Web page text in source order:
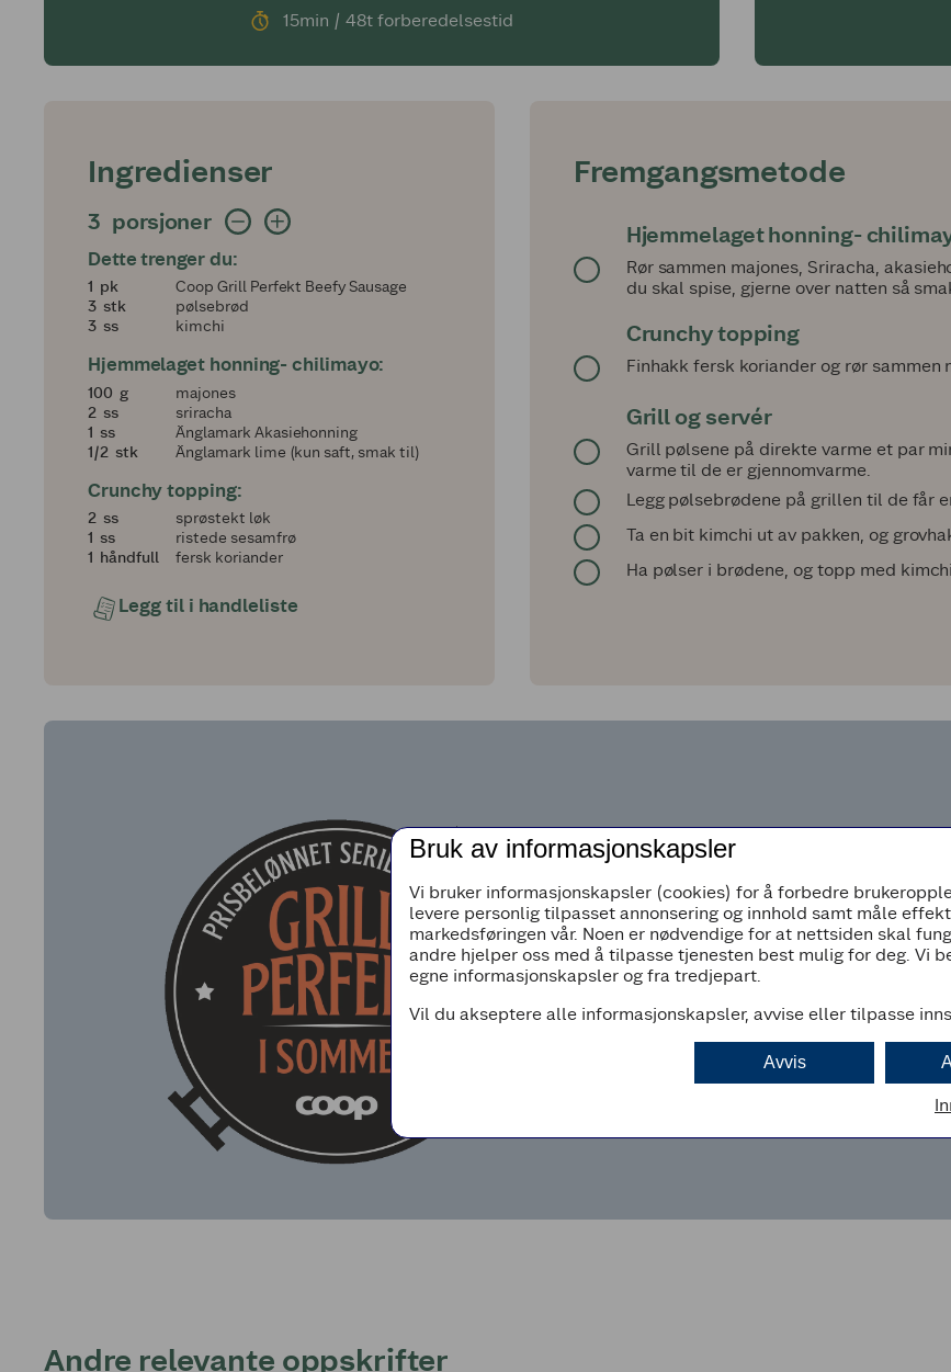
15min / 48t forberedelsestid
Ingredienser
3 porsjoner
3 porsjoner
Dette trenger du:
11 pk
Coop Grill Perfekt Beefy Sausage
3
3 stk
pølsebrød
3
3 ss kimchi
Hjemmelaget honning- chilimayo:
100
100 g
majones
2
2 ss
sriracha
11 ss
Änglamark Akasiehonning
en halv
1/2 stk Änglamark lime (kun saft, smak til)
Crunchy topping:
2
2 ss
sprøstekt løk
11 ss
ristede sesamfrø
11 håndfull fersk koriander
Legg til i handleliste
Fremgangsmetode
Hjemmelaget honning-
Rør sammen majones, Sriracha,
du skal spise, gjerne over natten så
Crunchy topping
Finhakk fersk koriander og rør
Grill og servér
Grill pølsene på direkte varme et par
varme til de er gjennomvarme.
Legg pølsebrødene på grillen til de får
Ta en bit kimchi ut av pakken, og
Ha pølser i brødene, og topp med
Grill Perfekt fra Coop
høykvalitets grillprodukter som gir en
autentisk grillopplevelse.
Med et bredt utvalg av produkter, er de
designet for å gi deg perfekt grillet mat
hver gang. Utforsk ulike smaker og
oppdag produkter som hever
grillmåltidet ditt til nye høyder.
Andre relevante oppskrifter
Bruk av informasjonskapsler
Vi bruker informasjonskapsler (cookies) for å forbedre
levere personlig tilpasset annonsering og innhold samt måle
markedsføringen vår. Noen er nødvendige for at nettsiden skal
andre hjelper oss med å tilpasse tjenesten best mulig for deg. Vi
egne informasjonskapsler og fra tredjepart.
Vil du akseptere alle informasjonskapsler, avvise eller tilpasse
Avvis